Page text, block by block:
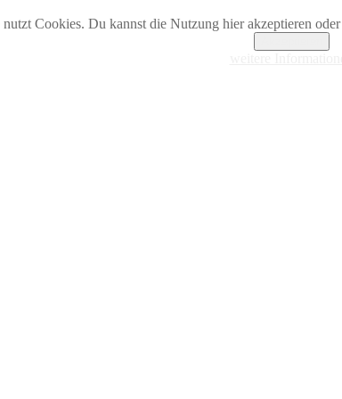
nutzt Cookies. Du kannst die Nutzung hier akzeptieren